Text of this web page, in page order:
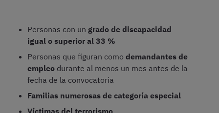
Personas con un grado de discapacidad
igual o superior al 33 %
Personas que figuran como demandantes de
empleo durante al menos un mes antes de la
fecha de la convocatoria
Familias numerosas de categoría especial